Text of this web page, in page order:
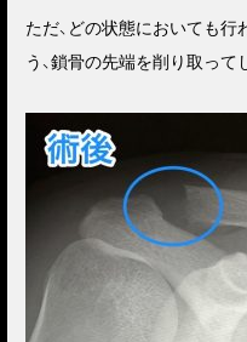
ただ、どの状態においても行
う、鎖骨の先端を削り取って